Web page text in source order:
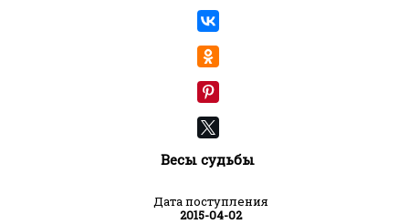
Весы судьбы
Дата поступления
2015-04-02